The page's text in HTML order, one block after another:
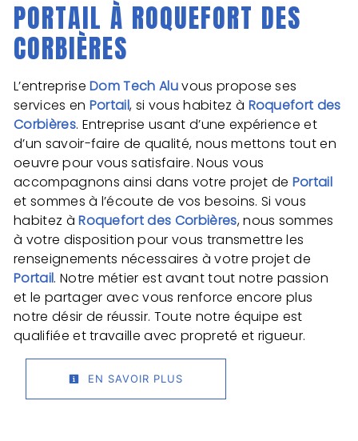
PORTAIL À ROQUEFORT DES
CORBIÈRES
L’entrepriseDom Tech Aluvous propose ses
services en Portail, si vous habitez à Roquefort des
Corbières. Entreprise usant d’une expérience et
d’un savoir-faire de qualité, nous mettons tout en
oeuvre pour vous satisfaire. Nous vous
accompagnons ainsi dans votre projet de Portail
et sommes à l’écoute de vos besoins. Si vous
habitez àRoquefort des Corbières, nous sommes
à votre disposition pour vous transmettre les
renseignements nécessaires à votre projet de
Portail. Notre métier est avant tout notre passion
et le partager avec vous renforce encore plus
notre désir de réussir. Toute notre équipe est
qualifiée et travaille avec propreté et rigueur.
EN SAVOIR PLUS